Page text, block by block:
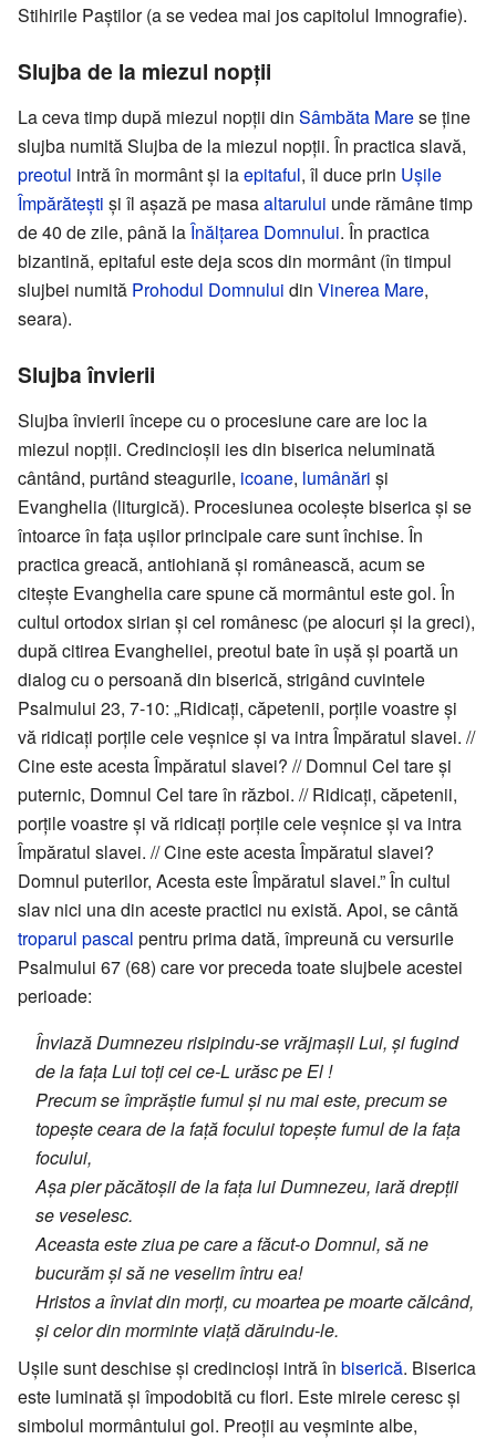
Stihirile Paștilor (a se vedea mai jos capitolul Imnografie).
Slujba de la miezul nopții
La ceva timp după miezul nopții din Sâmbăta Marese ține
slujba numită Slujba de la miezul nopții. În practica slavă,
preotul intră în mormânt și iaepitaful, îl duce prin Ușile
Împărătești și îl așază pe masaaltarului unde rămâne timp
de 40 de zile, până laÎnălțarea Domnului. În practica
bizantină, epitaful este deja scos din mormânt (în timpul
slujbei numită Prohodul Domnului din Vinerea Mare,
seara).
Slujba învierii
Slujba învierii începe cu o procesiune care are loc la
miezul nopții. Credincioșii ies din biserica neluminată
cântând, purtând steagurile, icoane, lumânări și
Evanghelia (liturgică). Procesiunea ocolește biserica și se
întoarce în fața ușilor principale care sunt închise. În
practica greacă, antiohiană și românească, acum se
citește Evanghelia care spune că mormântul este gol. În
cultul ortodox sirian și cel românesc (pe alocuri și la greci),
după citirea Evangheliei, preotul bate în ușă și poartă un
dialog cu o persoană din biserică, strigând cuvintele
Psalmului 23, 7-10: „Ridicați, căpetenii, porțile voastre și
vă ridicați porțile cele veșnice și va intra Împăratul slavei. //
Cine este acesta Împăratul slavei? // Domnul Cel tare și
puternic, Domnul Cel tare în război. // Ridicați, căpetenii,
porțile voastre și vă ridicați porțile cele veșnice și va intra
Împăratul slavei. // Cine este acesta Împăratul slavei?
Domnul puterilor, Acesta este Împăratul slavei.” În cultul
slav nici una din aceste practici nu există. Apoi, se cântă
troparul pascal pentru prima dată, împreună cu versurile
Psalmului 67 (68) care vor preceda toate slujbele acestei
perioade:
Înviază Dumnezeu risipindu-se vrăjmașii Lui, și fugind
de la fața Lui toți cei ce-L urăsc pe El !
Precum se împrăștie fumul și nu mai este, precum se
topește ceara de la față focului topește fumul de la fața
focului,
Așa pier păcătoșii de la fața lui Dumnezeu, iară drepții
se veselesc.
Aceasta este ziua pe care a făcut-o Domnul, să ne
bucurăm și să ne veselim întru ea!
Hristos a înviat din morți, cu moartea pe moarte călcând,
și celor din morminte viață dăruindu-le.
Ușile sunt deschise și credincioși intră în biserică. Biserica
este luminată și împodobită cu flori. Este mirele ceresc și
simbolul mormântului gol. Preoții au veșminte albe,